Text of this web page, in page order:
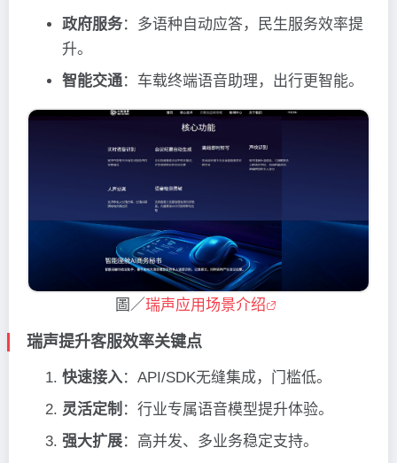
政府服务：多语种自动应答，民生服务效率提
升。
智能交通：车载终端语音助理，出行更智能。
圖／瑞声应用场景介绍
瑞声提升客服效率关键点
快速接入：API/SDK无缝集成，门槛低。
灵活定制 ：行业专属语音模型提升体验。
强大扩展：高并发、多业务稳定支持。